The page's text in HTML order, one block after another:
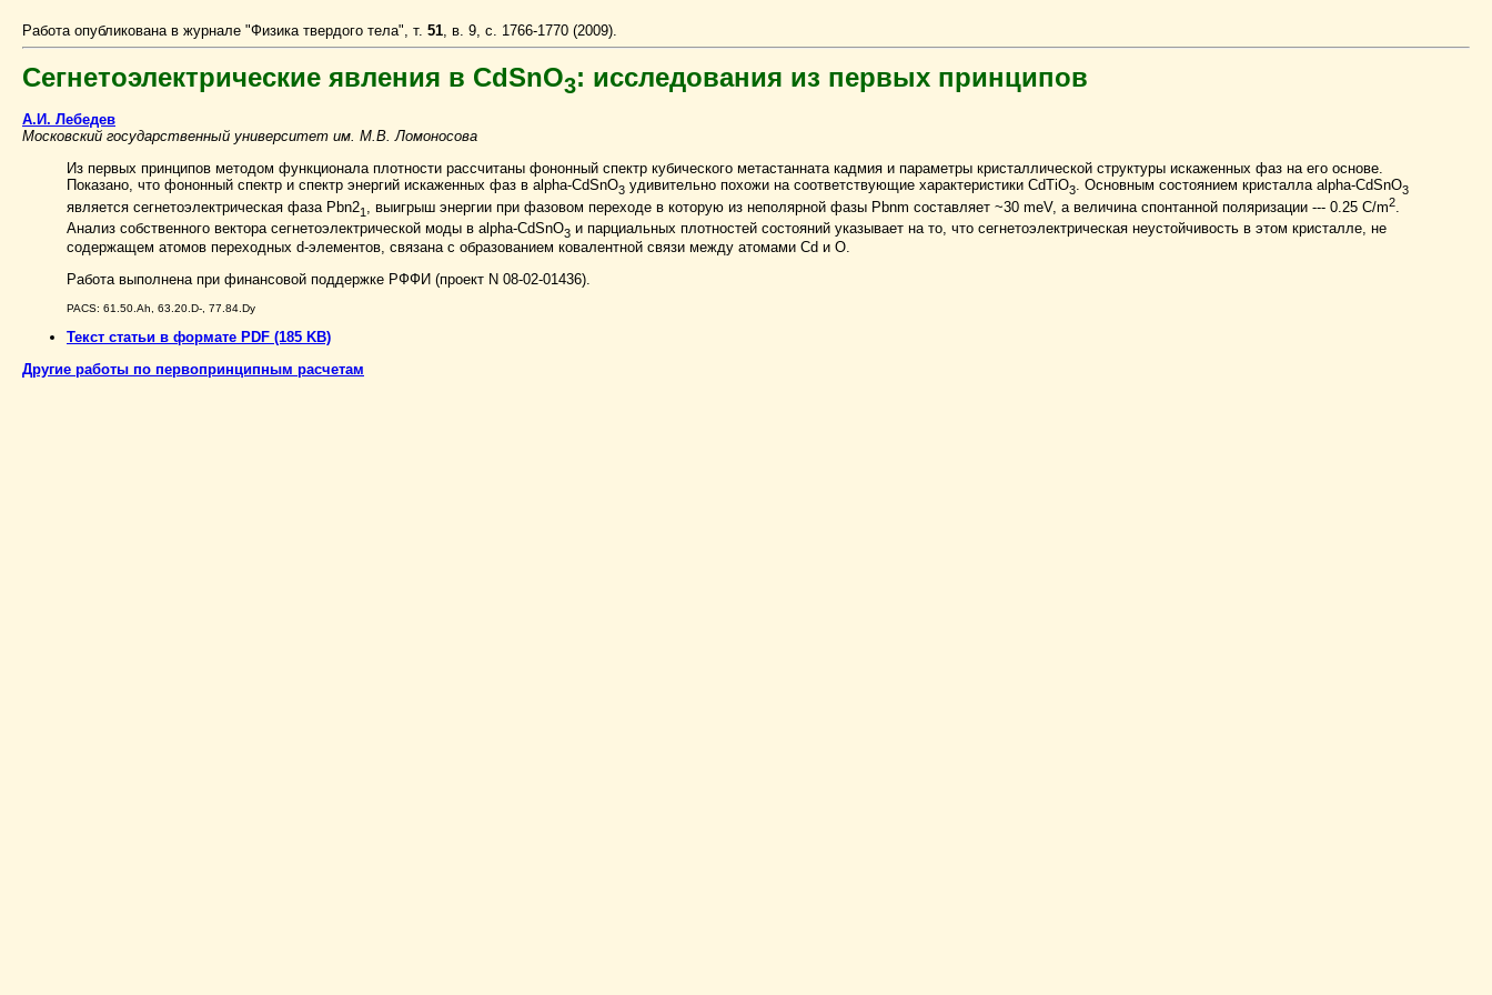
Работа опубликована в журнале "Физика твердого тела", т. 51, в. 9, с. 1766-1770 (2009).
Сегнетоэлектрические явления в CdSnO3: исследования из первых принципов
А.И. Лебедев
Московский государственный университет им. М.В. Ломоносова
Из первых принципов методом функционала плотности рассчитаны фононный спектр кубического метастанната кадмия и параметры кристаллической структуры искаженных фаз на его основе.
Показано, что фононный спектр и спектр энергий искаженных фаз в alpha-CdSnO3 удивительно похожи на соответствующие характеристики CdTiO3 . Основным состоянием кристалла alpha-CdSnO3
является сегнетоэлектрическая фаза Pbn21, выигрыш энергии при фазовом переходе в которую из неполярной фазы Pbnm составляет ~30 meV, а величина спонтанной поляризации --- 0.25 C/m2.
Анализ собственного вектора сегнетоэлектрической моды в alpha-CdSnO3 и парциальных плотностей состояний указывает на то, что сегнетоэлектрическая неустойчивость в этом кристалле, не
содержащем атомов переходных d-элементов, связана с образованием ковалентной связи между атомами Cd и O.
Работа выполнена при финансовой поддержке РФФИ (проект N 08-02-01436).
PACS: 61.50.Ah, 63.20.D-, 77.84.Dy
Текст статьи в формате PDF (185 KB)
Другие работы по первопринципным расчетам